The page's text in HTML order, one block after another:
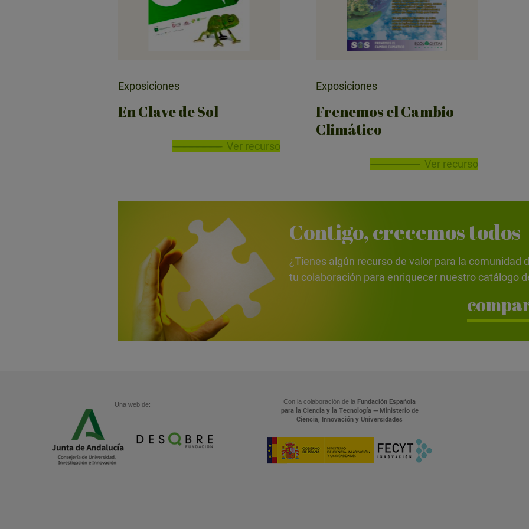
Exposiciones
En Clave de Sol
Ver recurso
Exposiciones
Frenemos el Cambio
Climático
Ver recurso
Contigo, crecemos todos
¿Tienes algún recurso de valor para la comunidad
tu colaboración para enriquecer nuestro catálogo
Una web de: Con la colaboración de la Fundación Española
para la Ciencia y la Tecnología — Ministerio de
Ciencia, Innovación y Universidades